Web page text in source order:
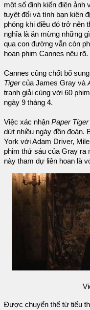
một số định kiến điện ảnh
tuyệt đối và tình bạn kiên
phóng khi điều đó trở nên
nghĩa là ăn mừng những
qua con đường vẫn còn
hoan phim Cannes nêu rõ.
Cannes cũng chốt bổ
Tigercủa James Gray và
tranh giải cùng với 60
ngày 9 tháng 4.
Việc xác nhận Paper Tiger
dứt nhiều ngày đồn đoán.
York với Adam Driver,
phim thứ sáu của Gray ra
này tham dự liên hoan là
Được chuyển thể từ tiểu